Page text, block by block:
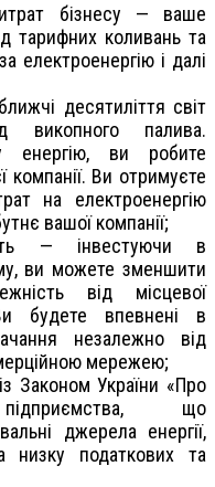
бізнесу — ваше
тарифних коливань та
електроенергію і далі
десятиліття світ
викопного палива.
енергію, ви робите
компанії. Ви отримуєте
на електроенергію
вашої компанії;
— інвестуючи в
ви можете зменшити
від місцевої
будете впевнені в
незалежно від
мережею;
Законом України «Про
підприємства, що
джерела енергії,
низку податкових та